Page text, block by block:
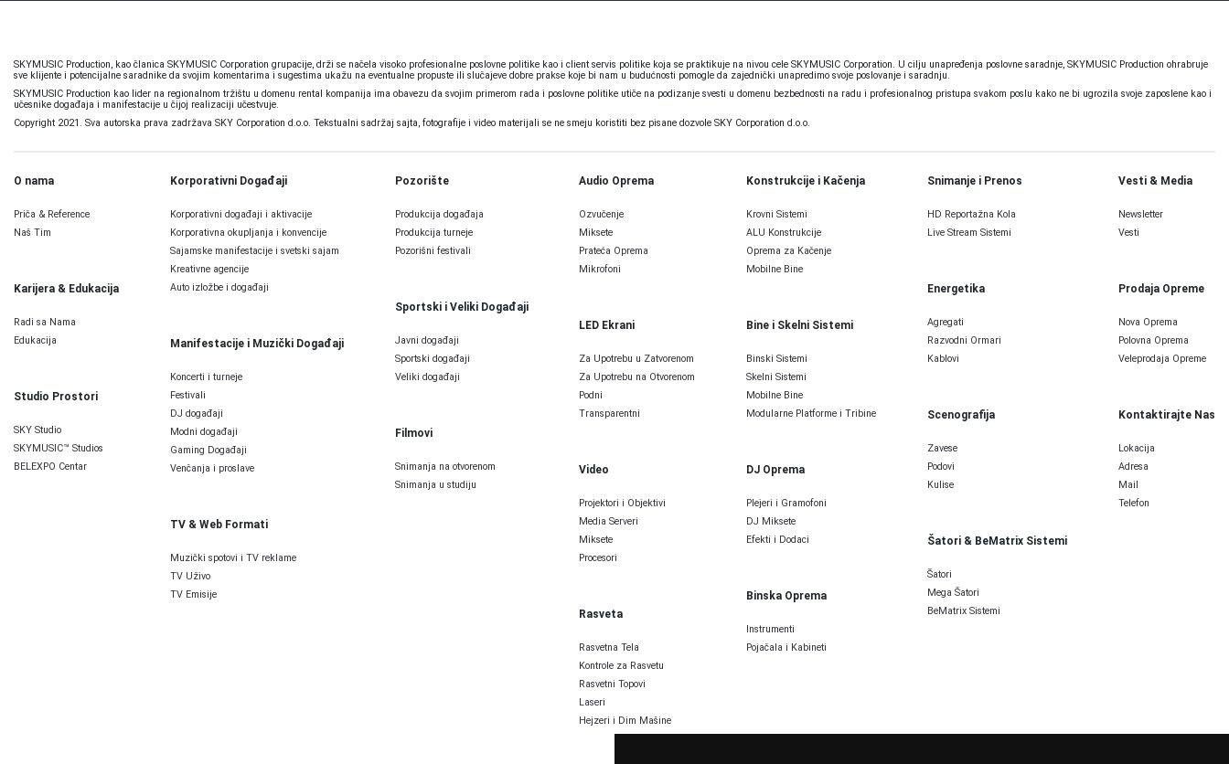
SKYMUSIC Production, kao članica SKYMUSIC Corporation grupacije, drži se načela visoko profesionalne poslovne politike kao i client servis politike koja se praktikuje na nivou cele SKYMUSIC Corporation. U cilju unapređenja poslovne saradnje, SKYMUSIC Production ohrabruje
sve klijente i potencijalne saradnike da svojim komentarima i sugestima ukažu na eventualne propuste ili slučajeve dobre prakse koje bi nam u budućnosti pomogle da zajednički unapredimo svoje poslovanje i saradnju.
SKYMUSIC Production kao lider na regionalnom tržištu u domenu rental kompanija ima obavezu da svojim primerom rada i poslovne politike utiče na podizanje svesti u domenu bezbednosti na radu i profesionalnog pristupa svakom poslu kako ne bi ugrozila svoje zaposlene kao i
učesnike događaja i manifestacije u čijoj realizaciji učestvuje.
Copyright 2021. Sva autorska prava zadržava SKY Corporation d.o.o. Tekstualni sadržaj sajta, fotografije i video materijali se ne smeju koristiti bez pisane dozvole SKY Corporation d.o.o.
O nama
Priča & Reference
Naš Tim
Karijera & Edukacija
Radi sa Nama
Edukacija
Studio Prostori
SKY Studio
SKYMUSIC™ Studios
BELEXPO Centar
Korporativni Događaji
Korporativni događaji i aktivacije
Korporativna okupljanja i konvencije
Sajamske manifestacije i svetski sajam
Kreativne agencije
Auto izložbe i događaji
Manifestacije i Muzički Događaji
Koncerti i turneje
Festivali
DJ događaji
Modni događaji
Gaming Događaji
Venčanja i proslave
TV & Web Formati
Muzički spotovi i TV reklame
TV Uživo
TV Emisije
Pozorište
Produkcija događaja
Produkcija turneje
Pozorišni festivali
Sportski i Veliki Događaji
Javni događaji
Sportski događaji
Veliki događaji
Filmovi
Snimanja na otvorenom
Snimanja u studiju
Audio Oprema
Ozvučenje
Miksete
Prateća Oprema
Mikrofoni
LED Ekrani
Za Upotrebu u Zatvorenom
Za Upotrebu na Otvorenom
Podni
Transparentni
Video
Projektori i Objektivi
Media Serveri
Miksete
Procesori
Rasveta
Rasvetna Tela
Kontrole za Rasvetu
Rasvetni Topovi
Laseri
Hejzeri i Dim Mašine
Konstrukcije i Kačenja
Krovni Sistemi
ALU Konstrukcije
Oprema za Kačenje
Mobilne Bine
Bine i Skelni Sistemi
Binski Sistemi
Skelni Sistemi
Mobilne Bine
Modularne Platforme i Tribine
DJ Oprema
Plejeri i Gramofoni
DJ Miksete
Efekti i Dodaci
Binska Oprema
Instrumenti
Pojačala i Kabineti
Snimanje i Prenos
HD Reportažna Kola
Live Stream Sistemi
Energetika
Agregati
Razvodni Ormari
Kablovi
Scenografija
Zavese
Podovi
Kulise
Šatori & BeMatrix Sistemi
Šatori
Mega Šatori
BeMatrix Sistemi
Vesti & Media
Newsletter
Vesti
Prodaja Opreme
Nova Oprema
Polovna Oprema
Veleprodaja Opreme
Kontaktirajte Nas
Lokacija
Adresa
Mail
Telefon